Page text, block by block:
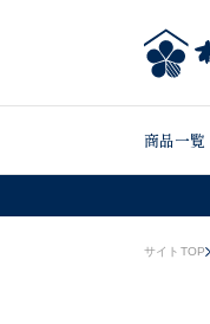
商品一覧
サイトTOP